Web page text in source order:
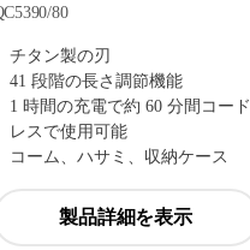
80
チタン製の刃
41 段階の長さ調節機能
1 時間の充電で約 60 分間コード
レスで使用可能
コーム、ハサミ、収納ケース
製品詳細を表示